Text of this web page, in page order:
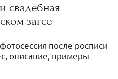
свадебная
загсе
после росписи
описание, примеры